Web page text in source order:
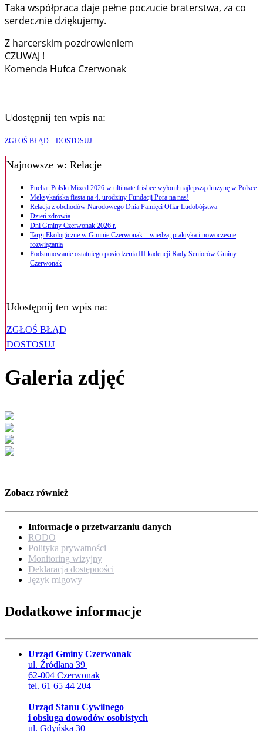
Taka współpraca daje pełne poczucie braterstwa, za co
serdecznie dziękujemy.
Z harcerskim pozdrowieniem
CZUWAJ !
Komenda Hufca Czerwonak
Udostępnij ten wpis na:
ZGŁOŚ BŁĄD DOSTOSUJ
Najnowsze w: Relacje
Puchar Polski Mixed 2026 w ultimate frisbee wyłonił najlepszą drużynę w Polsce
Meksykańska fiesta na 4. urodziny Fundacji Pora na nas!
Relacja z obchodów Narodowego Dnia Pamięci Ofiar Ludobójstwa
Dzień zdrowia
Dni Gminy Czerwonak 2026 r.
Targi Ekologiczne w Gminie Czerwonak – wiedza, praktyka i nowoczesne
rozwiązania
Podsumowanie ostatniego posiedzenia III kadencji Rady Seniorów Gminy
Czerwonak
Udostępnij ten wpis na:
ZGŁOŚ BŁĄD
DOSTOSUJ
Galeria zdjęć
Zobacz również
Informacje o przetwarzaniu danych
RODO
Polityka prywatności
Monitoring wizyjny
Deklaracja dostępności
Język migowy
Dodatkowe informacje
Urząd Gminy Czerwonak
ul. Źródlana 39
62-004 Czerwonak
tel. 61 65 44 204
Urząd Stanu Cywilnego
i obsługa dowodów osobistych
ul. Gdyńska 30